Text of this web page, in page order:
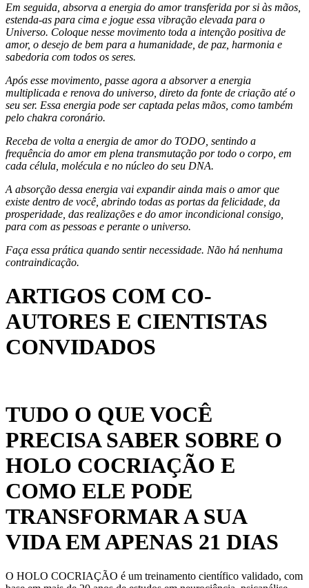
Em seguida, absorva a energia do amor transferida por si às mãos,
estenda-as para cima e jogue essa vibração elevada para o
Universo. Coloque nesse movimento toda a intenção positiva de
amor, o desejo de bem para a humanidade, de paz, harmonia e
sabedoria com todos os seres.
Após esse movimento, passe agora a absorver a energia
multiplicada e renova do universo, direto da fonte de criação até o
seu ser. Essa energia pode ser captada pelas mãos, como também
pelo chakra coronário.
Receba de volta a energia de amor do TODO, sentindo a
frequência do amor em plena transmutação por todo o corpo, em
cada célula, molécula e no núcleo do seu DNA.
A absorção dessa energia vai expandir ainda mais o amor que
existe dentro de você, abrindo todas as portas da felicidade, da
prosperidade, das realizações e do amor incondicional consigo,
para com as pessoas e perante o universo.
Faça essa prática quando sentir necessidade. Não há nenhuma
contraindicação.
ARTIGOS COM CO-
AUTORES E CIENTISTAS
CONVIDADOS
TUDO O QUE VOCÊ
PRECISA SABER SOBRE O
HOLO COCRIAÇÃO E
COMO ELE PODE
TRANSFORMAR A SUA
VIDA EM APENAS 21 DIAS
O HOLO COCRIAÇÃO é um treinamento científico validado, com